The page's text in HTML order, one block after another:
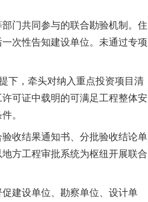
门共同参与的联合勘验机制。住
次性告知建设单位。未通过专项
下，牵头对纳入重点投资项目清
可证中载明的可满足工程整体安
。
收结果通知书、分批验收结论单
方工程审批系统为枢纽开展联合
建设单位、勘察单位、设计单